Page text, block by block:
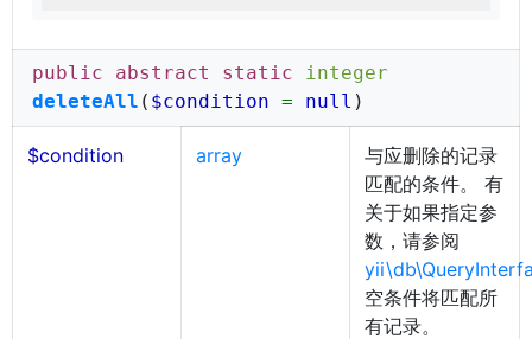
public abstract static
integer
deleteAll ( $condition = null )
$condition array
与应删除的记录
匹配的条件。 有
关于如果指定参
数，请参阅
空条件将匹配所
有记录。